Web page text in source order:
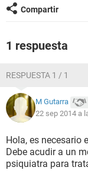
Compartir
1 respuesta
RESPUESTA 1 / 1
M Gutarra
22 sep 2014 a
Hola, es necesario
Debe acudir a un
psiquiatra para